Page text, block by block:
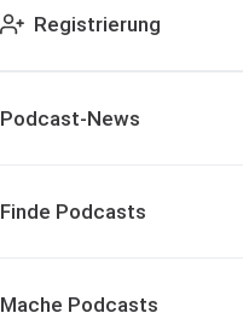
Registrierung
Podcast-News
Finde Podcasts
Mache Podcasts